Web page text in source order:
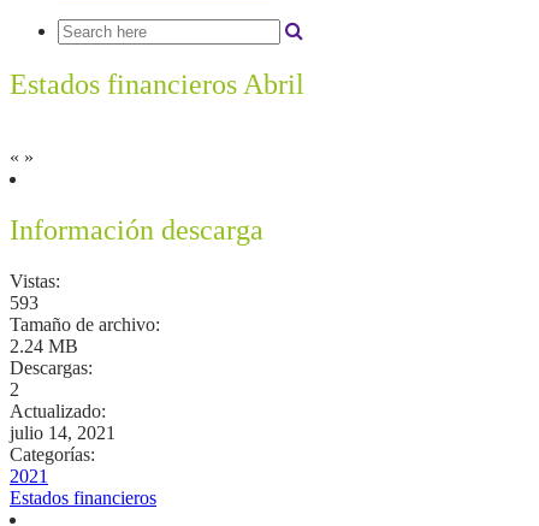
Estados financieros Abril
« »
Información descarga
Vistas:
593
Tamaño de archivo:
2.24 MB
Descargas:
2
Actualizado:
julio 14, 2021
Categorías:
2021
Estados financieros